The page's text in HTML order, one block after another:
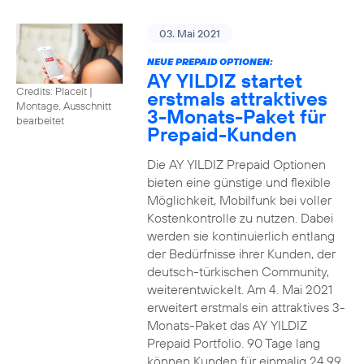
Credits: Placeit |
Montage, Ausschnitt
bearbeitet
03. Mai 2021
NEUE PREPAID OPTIONEN:
AY YILDIZ startet
erstmals attraktives
3-Monats-Paket für
Prepaid-Kunden
Die AY YILDIZ Prepaid Optionen
bieten eine günstige und flexible
Möglichkeit, Mobilfunk bei voller
Kostenkontrolle zu nutzen. Dabei
werden sie kontinuierlich entlang
der Bedürfnisse ihrer Kunden, der
deutsch-türkischen Community,
weiterentwickelt. Am 4. Mai 2021
erweitert erstmals ein attraktives 3-
Monats-Paket das AY YILDIZ
Prepaid Portfolio. 90 Tage lang
können Kunden für einmalig 24,99